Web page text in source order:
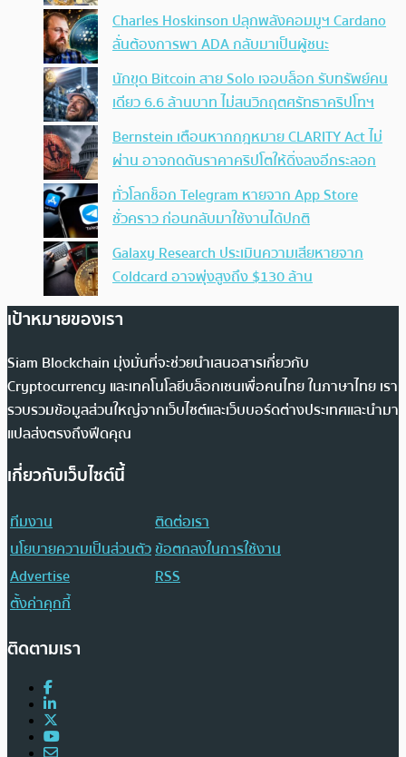
Charles Hoskinson ปลุกพลังคอมมูฯ Cardano
ลั่นต้องการพา ADA กลับมาเป็นผู้ชนะ
นักขุด Bitcoin สาย Solo เจอบล็อก รับทรัพย์คน
เดียว 6.6 ล้านบาท ไม่สนวิกฤตศรัทธาคริปโทฯ
Bernstein เตือนหากกฎหมาย CLARITY Act ไม่
ผ่าน อาจกดดันราคาคริปโตให้ดิ่งลงอีกระลอก
ทั่วโลกช็อก Telegram หายจาก App Store
ชั่วคราว ก่อนกลับมาใช้งานได้ปกติ
Galaxy Research ประเมินความเสียหายจาก
Coldcard อาจพุ่งสูงถึง $130 ล้าน
เป้าหมายของเรา
Siam Blockchain มุ่งมั่นที่จะช่วยนำเสนอสารเกี่ยวกับ
Cryptocurrency และเทคโนโลยีบล็อกเชนเพื่อคนไทย ในภาษาไทย เรา
รวบรวมข้อมูลส่วนใหญ่จากเว็บไซต์และเว็บบอร์ดต่างประเทศและนำมา
แปลส่งตรงถึงฟีดคุณ
เกี่ยวกับเว็บไซต์นี้
ทีมงาน
ติดต่อเรา
นโยบายความเป็นส่วนตัวข้อตกลงในการใช้งาน
Advertise
RSS
ตั้งค่าคุกกี้
ติดตามเรา